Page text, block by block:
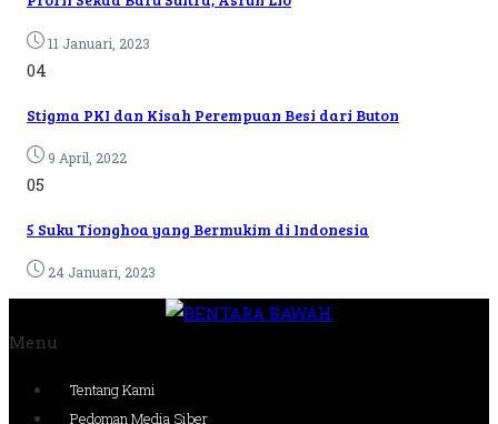
11 Januari, 2023
04
Stigma PKI dan Kisah Perempuan Besi dari Buton
9 April, 2022
05
5 Suku Tionghoa yang Bermukim di Indonesia
24 Januari, 2023
Menu
Tentang Kami
Pedoman Media Siber